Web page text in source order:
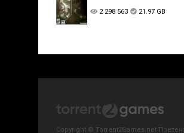
2 298 563 21.97 GB
Copyright © Torrent2Games.net